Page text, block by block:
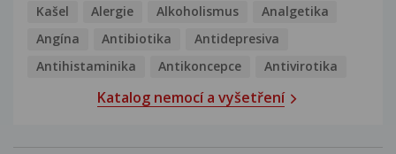
Kašel Alergie Alkoholismus
Analgetika
Angína
Antibiotika
Antidepresiva
Antihistaminika
Antikoncepce Antivirotika
Katalog nemocí a vyšetření